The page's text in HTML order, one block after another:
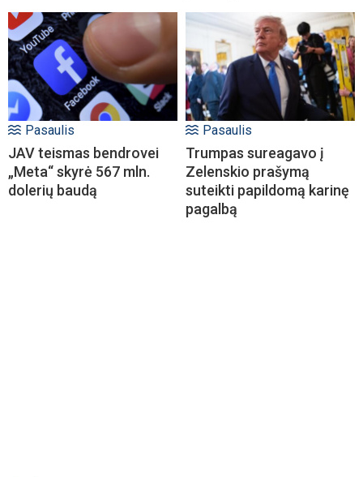
Pasaulis
JAV teismas bendrovei
„Meta“ skyrė 567 mln.
dolerių baudą
Pasaulis
Trumpas sureagavo į
Zelenskio prašymą
suteikti papildomą karinę
pagalbą